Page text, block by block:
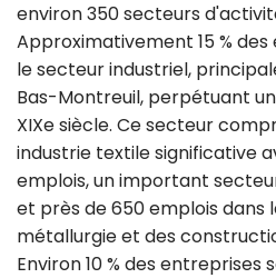
environ 350 secteurs
Approximativement 15 %
le secteur industriel,
Bas-Montreuil, perpétuant
XIXe siècle. Ce secteur
industrie textile significative
emplois, un important
et près de 650 emplois dans
métallurgie et des
Environ 10 % des entreprises